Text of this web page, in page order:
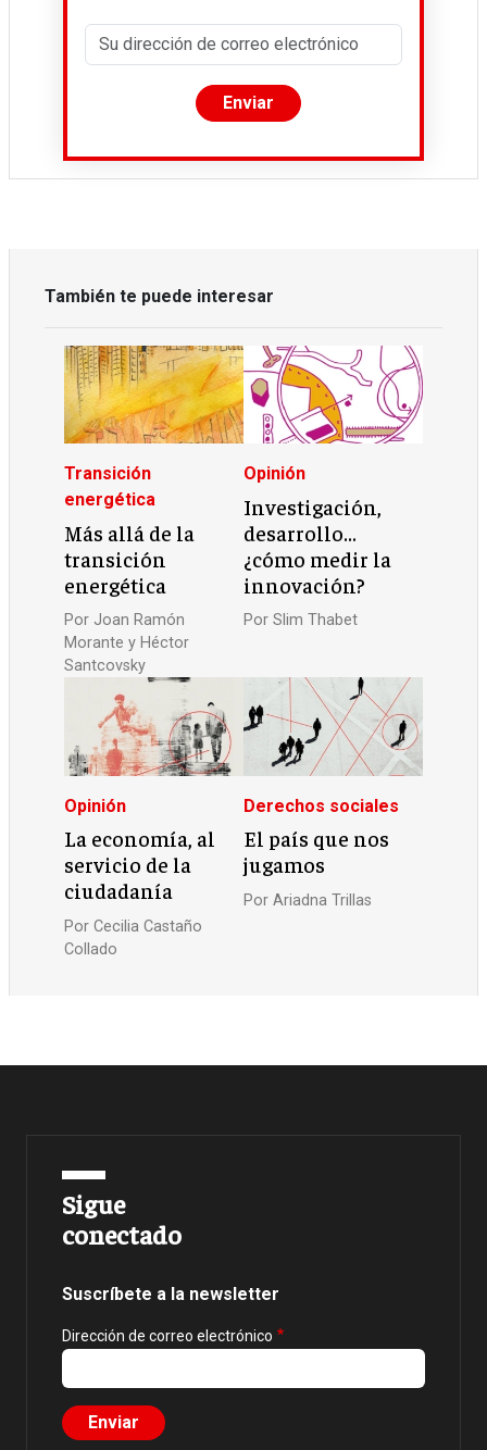
También te puede interesar
Transición
energética
Más allá de la
transición
energética
Por Joan Ramón
Morante y Héctor
Santcovsky
Opinión
Investigación,
desarrollo…
¿cómo medir la
innovación?
Por Slim Thabet
Opinión
La economía, al
servicio de la
ciudadanía
PorCecilia Castaño
Collado
Derechos sociales
El país que nos
jugamos
Por Ariadna Trillas
Sigue
conectado
Suscríbete a la newsletter
Dirección de correo electrónico